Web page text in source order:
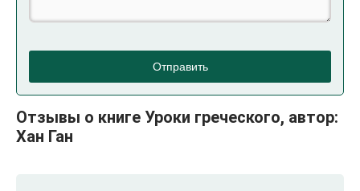
Отправить
Отзывы о книге Уроки греческого, автор:
Хан Ган